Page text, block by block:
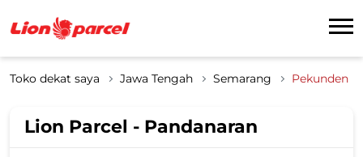
Toko dekat saya Jawa Tengah Semarang Pekunden
Lion Parcel - Pandanaran